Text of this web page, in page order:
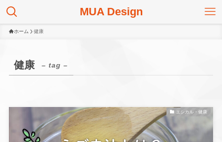
MUA Design
ホーム 健康
健康 – tag –
エシカル・健康